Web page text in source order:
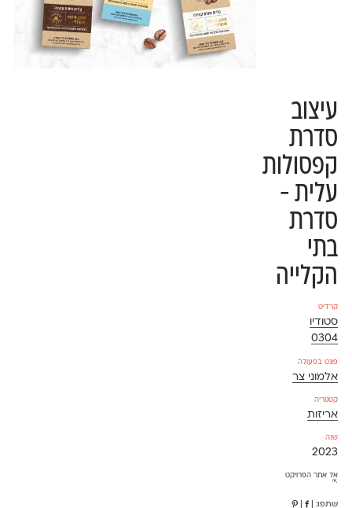
עיצוב
סדרת
קפסולות
עלית -
סדרת
בתי
הקלייה
קרדיט
סטודיו
0304
פונט בפעולה
אלמוני צר
קטגוריה
אריזות
שנה
2023
אל אתר הפרויקט
⇱
שתפו: |